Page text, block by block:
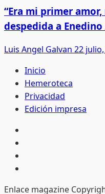
“Era mi primer
despedida a
Luis Angel Galvan 22
Inicio
Hemeroteca
Privacidad
Edición impresa
Enlace magazine